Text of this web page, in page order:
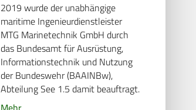
2019 wurde der unabhängige
maritime Ingenieurdienstleister
MTG Marinetechnik GmbH durch
das Bundesamt für Ausrüstung,
Informationstechnik und Nutzung
der Bundeswehr (BAAINBw),
Abteilung See 1.5 damit beauftragt.